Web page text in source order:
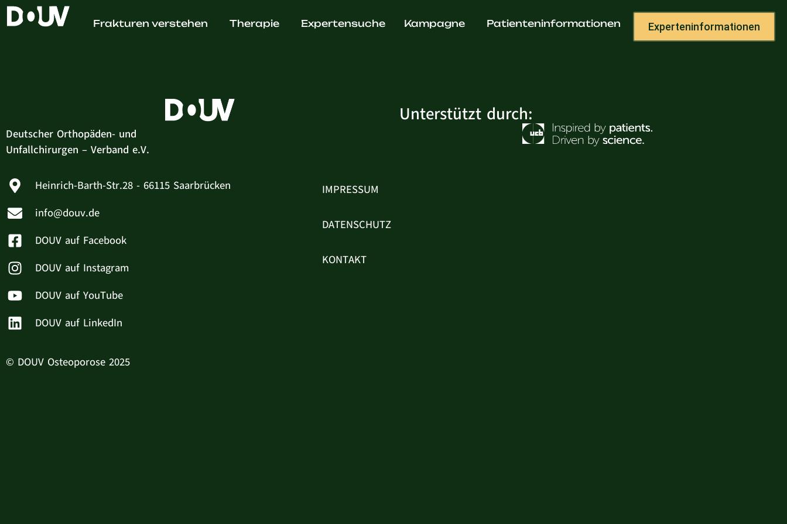
Frakturen verstehen Therapie Expertensuche Kampagne Patienteninformationen Experteninformationen
Dr. med. Martin Kunze
Deutscher Orthopäden- und
Unfallchirurgen – Verband e.V.
Unterstützt durch:
Heinrich-Barth-Str.28 - 66115 Saarbrücken
info@douv.de
DOUV auf Facebook
DOUV auf Instagram
DOUV auf YouTube
DOUV auf LinkedIn
IMPRESSUM
DATENSCHUTZ
KONTAKT
© DOUV Osteoporose 2025